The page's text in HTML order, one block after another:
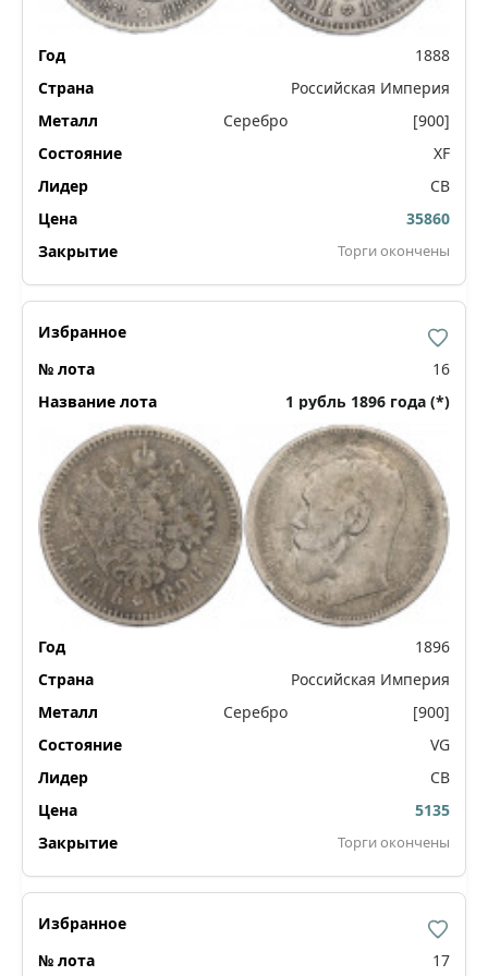
1888
Российская Империя
Серебро
[900]
XF
СВ
35860
Торги окончены
16
1 рубль 1896 года (*)
1896
Российская Империя
Серебро
[900]
VG
СВ
5135
Торги окончены
17